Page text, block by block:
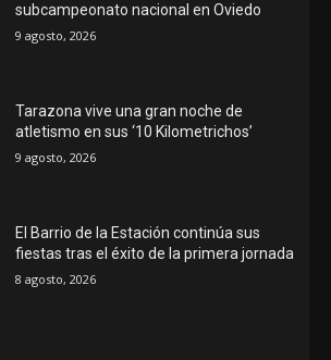
subcampeonato nacional en Oviedo
9 agosto, 2026
Tarazona vive una gran noche de
atletismo en sus ‘10 Kilometrichos’
9 agosto, 2026
El Barrio de la Estación continúa sus
fiestas tras el éxito de la primera jornada
8 agosto, 2026